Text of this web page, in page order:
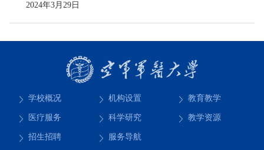
2024年3月29日
学校概况 机构设置 教育教学
医疗服务 科学研究 教学资源
招生招聘 服务导航